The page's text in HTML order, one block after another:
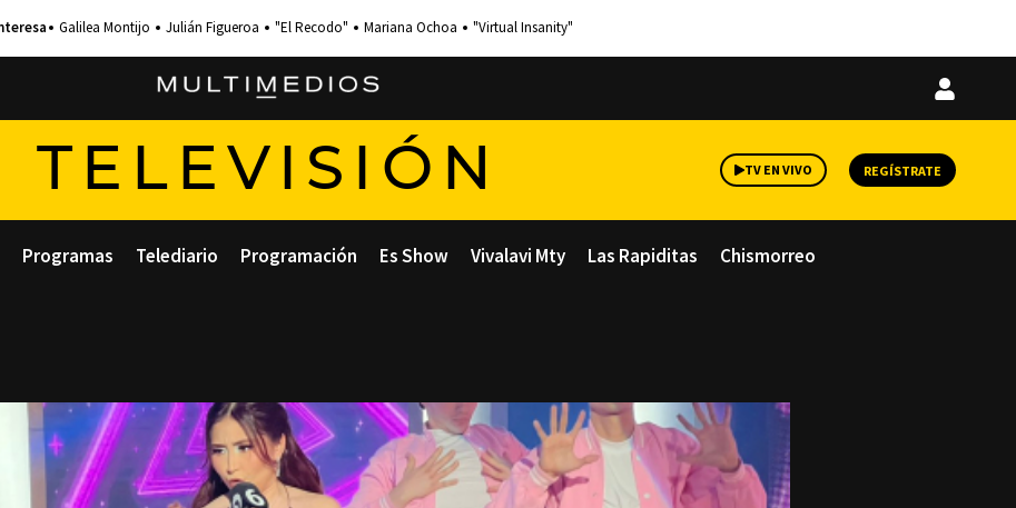
Galilea Montijo Julián Figueroa "El Recodo" Mariana Ochoa "Virtual Insanity"
Iniciar
TELEVISIÓN TV EN VIVO REGÍSTRATE
Programas Telediario Programación Es Show Vivalavi Mty Las Rapiditas Chismorreo